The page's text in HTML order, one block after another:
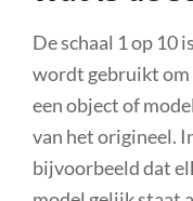
De schaal 1 op 10
wordt gebruikt om
een object of
van het origineel.
bijvoorbeeld dat